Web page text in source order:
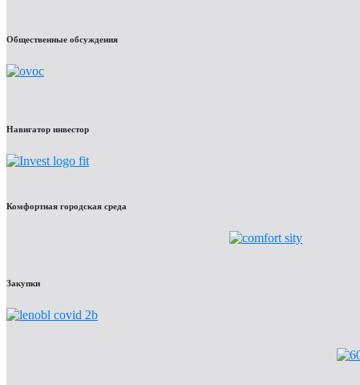
Общественные обсуждения
Навигатор инвестор
Комфортная городская среда
Закупки